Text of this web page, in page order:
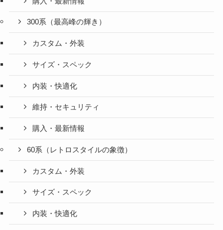
300系（最高峰の輝き）
カスタム・外装
サイズ・スペック
内装・快適化
維持・セキュリティ
購入・最新情報
60系（レトロスタイルの象徴）
カスタム・外装
サイズ・スペック
内装・快適化